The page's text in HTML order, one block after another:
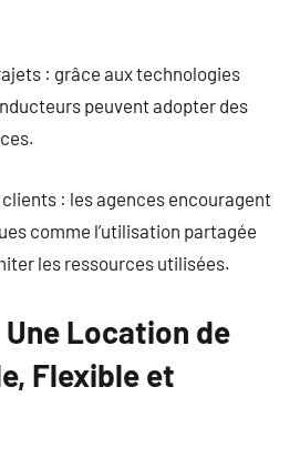
: grâce aux technologies
peuvent adopter des
: les agences encouragent
comme l’utilisation partagée
les ressources utilisées.
Location de
Flexible et